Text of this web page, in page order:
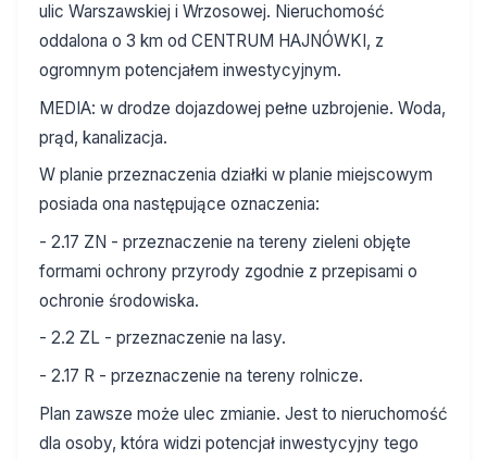
ulic Warszawskiej i Wrzosowej. Nieruchomość
oddalona o 3 km od CENTRUM HAJNÓWKI, z
ogromnym potencjałem inwestycyjnym.
MEDIA: w drodze dojazdowej pełne uzbrojenie. Woda,
prąd, kanalizacja.
W planie przeznaczenia działki w planie miejscowym
posiada ona następujące oznaczenia:
- 2.17 ZN - przeznaczenie na tereny zieleni objęte
formami ochrony przyrody zgodnie z przepisami o
ochronie środowiska.
- 2.2 ZL - przeznaczenie na lasy.
- 2.17 R - przeznaczenie na tereny rolnicze.
Plan zawsze może ulec zmianie. Jest to nieruchomość
dla osoby, która widzi potencjał inwestycyjny tego